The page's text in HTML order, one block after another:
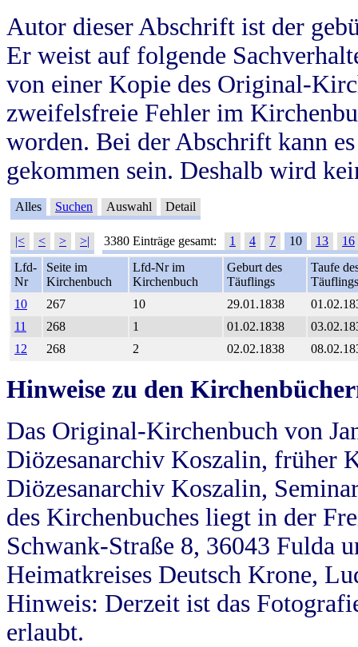
Autor dieser Abschrift ist der
Er weist auf folgende
von einer Kopie des Original-
zweifelsfreie Fehler im
worden. Bei der Abschrift kann
gekommen sein. Deshalb wird
Alles Suchen Auswahl Detail
|< < > >| 3380 Einträge gesamt: 1 4 7 10 13
16
Lfd-
Nr
Seite im
Kirchenbuch
Lfd-Nr im
Kirchenbuch
Geburt des
Täuflings
Taufe
Täuflings
10
267 10 29.01.1838
11
268 1 01.02.1838
12
268 2 02.02.1838
Hinweise zu den
Das Original-Kirchenbuch von
Diözesanarchiv Koszalin, früher
Diözesanarchiv Koszalin,
des Kirchenbuches liegt in der
Schwank-Straße 8, 36043 Fulda
Heimatkreises Deutsch Krone,
Hinweis: Derzeit ist das
erlaubt.